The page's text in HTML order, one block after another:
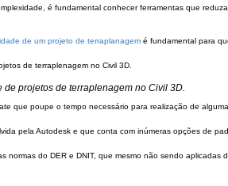
é fundamental conhecer ferramentas que
de um projeto de terraplanagem é fundamental para
projetos de terraplenagem no Civil 3D.
que poupe o tempo necessário para realização de
pela Autodesk e que conta com inúmeras opções de
normas do DER e DNIT, que mesmo não sendo aplicadas